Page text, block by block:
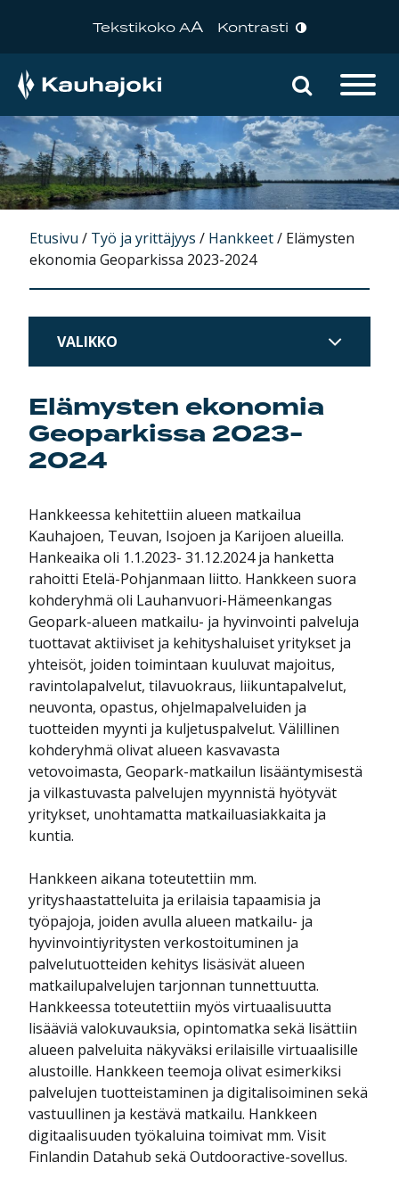
Tekstikoko AA Kontrasti
Päävalikko Hae
Etusivu / Työ ja yrittäjyys / Hankkeet/ Elämysten
ekonomia Geoparkissa 2023-2024
VALIKKO
Elämysten ekonomia
Geoparkissa 2023-
2024
Hankkeessa kehitettiin alueen matkailua
Kauhajoen, Teuvan, Isojoen ja Karijoen alueilla.
Hankeaika oli 1.1.2023- 31.12.2024 ja hanketta
rahoitti Etelä-Pohjanmaan liitto. Hankkeen suora
kohderyhmä oli Lauhanvuori-Hämeenkangas
Geopark-alueen matkailu- ja hyvinvointi palveluja
tuottavat aktiiviset ja kehityshaluiset yritykset ja
yhteisöt, joiden toimintaan kuuluvat majoitus,
ravintolapalvelut, tilavuokraus, liikuntapalvelut,
neuvonta, opastus, ohjelmapalveluiden ja
tuotteiden myynti ja kuljetuspalvelut. Välillinen
kohderyhmä olivat alueen kasvavasta
vetovoimasta, Geopark-matkailun lisääntymisestä
ja vilkastuvasta palvelujen myynnistä hyötyvät
yritykset, unohtamatta matkailuasiakkaita ja
kuntia.
Hankkeen aikana toteutettiin mm.
yrityshaastatteluita ja erilaisia tapaamisia ja
työpajoja, joiden avulla alueen matkailu- ja
hyvinvointiyritysten verkostoituminen ja
palvelutuotteiden kehitys lisäsivät alueen
matkailupalvelujen tarjonnan tunnettuutta.
Hankkeessa toteutettiin myös virtuaalisuutta
lisääviä valokuvauksia, opintomatka sekä lisättiin
alueen palveluita näkyväksi erilaisille virtuaalisille
alustoille. Hankkeen teemoja olivat esimerkiksi
palvelujen tuotteistaminen ja digitalisoiminen sekä
vastuullinen ja kestävä matkailu. Hankkeen
digitaalisuuden työkaluina toimivat mm. Visit
Finlandin Datahub sekä Outdooractive-sovellus.